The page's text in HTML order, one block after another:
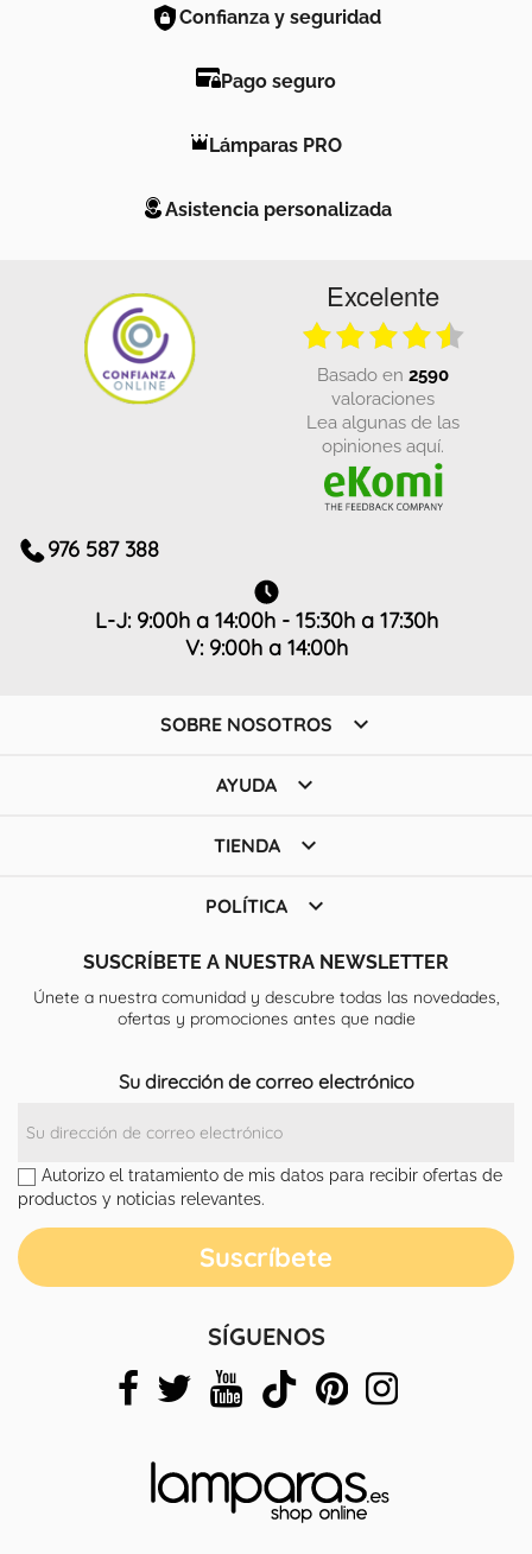
Confianza y seguridad
Pago seguro
Lámparas PRO
Asistencia personalizada
Excelente
basado en 2590
valoraciones
Lea algunas de las
opiniones aquí.
976 587 388
L-J: 9:00h a 14:00h - 15:30h a 17:30h
V: 9:00h a 14:00h
SOBRE NOSOTROS 
AYUDA 
TIENDA 
POLÍTICA 
SUSCRÍBETE A NUESTRA NEWSLETTER
Únete a nuestra comunidad y descubre todas las novedades,
ofertas y promociones antes que nadie
Su dirección de correo electrónico
Autorizo el tratamiento de mis datos para recibir ofertas de
productos y noticias relevantes.
SÍGUENOS